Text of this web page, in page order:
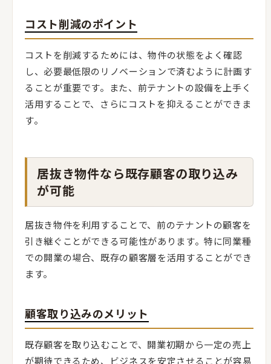
コスト削減のポイント
コストを削減するためには、物件の状態をよく確認
し、必要最低限のリノベーションで済むように計画す
ることが重要です。また、前テナントの設備を上手く
活用することで、さらにコストを抑えることができま
す。
居抜き物件なら既存顧客の取り込み
が可能
居抜き物件を利用することで、前のテナントの顧客を
引き継ぐことができる可能性があります。特に同業種
での開業の場合、既存の顧客層を活用することができ
ます。
顧客取り込みのメリット
既存顧客を取り込むことで、開業初期から一定の売上
が期待できるため、ビジネスを安定させることが容易